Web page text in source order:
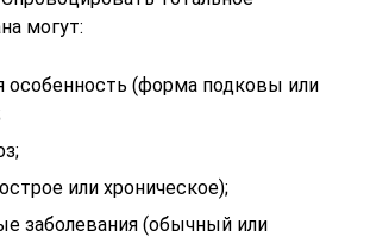
могут:
особенность (форма подковы или
или хроническое);
заболевания (обычный или